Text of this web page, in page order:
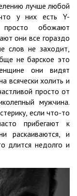
лучше любой
у них есть Y-
обожают
они все гораздо
слов не заходит,
не барское это
они видят
всячески холить и
просто от
мужчина.
если что-то
прибегают к
раскаиваются, и
длится недолго и